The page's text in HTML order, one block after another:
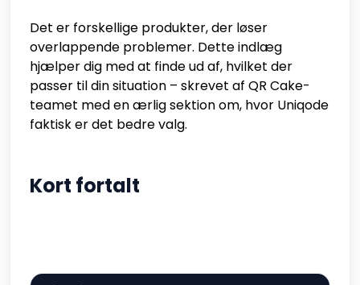
Det er forskellige produkter, der løser
overlappende problemer. Dette indlæg
hjælper dig med at finde ud af, hvilket der
passer til din situation – skrevet af QR Cake-
teamet med en ærlig sektion om, hvor Uniqode
faktisk er det bedre valg.
Kort fortalt